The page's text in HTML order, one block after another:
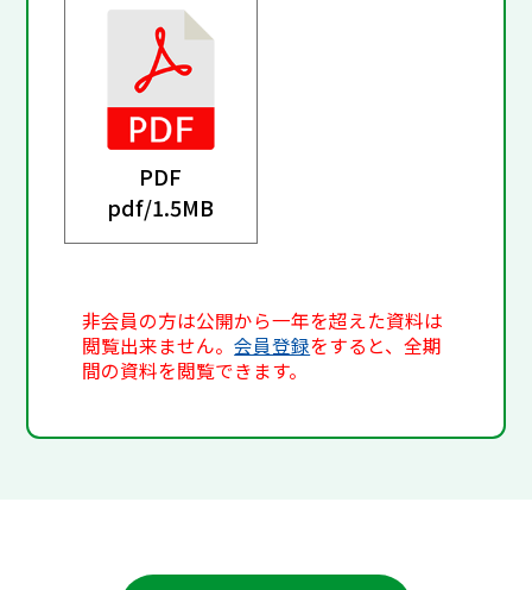
PDF
pdf/1.5MB
非会員の方は公開から一年を超えた資料は
閲覧出来ません。会員登録をすると、全期
間の資料を閲覧できます。